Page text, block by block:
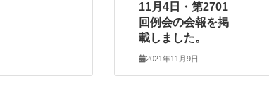
11月4日・第2701
回例会の会報を掲
載しました。
2021年11月9日